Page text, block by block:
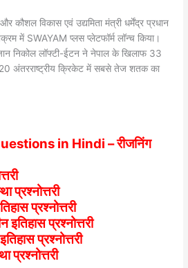
कौशल विकास एवं उद्यमिता मंत्री धर्मेंद्र प्रधान
में SWAYAM प्लस प्लेटफॉर्म लॉन्च किया।
जान निकोल लॉफ्टी-ईटन ने नेपाल के खिलाफ 33
अंतरराष्ट्रीय क्रिकेट में सबसे तेज शतक का
in Hindi – रीजनिंग
प्रश्नोत्तरी
प्रश्नोत्तरी
इतिहास प्रश्नोत्तरी
प्रश्नोत्तरी
प्रश्नोत्तरी